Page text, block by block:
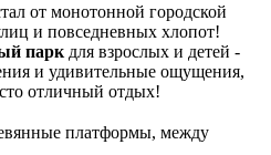
от монотонной городской
и повседневных хлопот!
парк для взрослых и детей -
и удивительные ощущения,
отличный отдых!
платформы, между